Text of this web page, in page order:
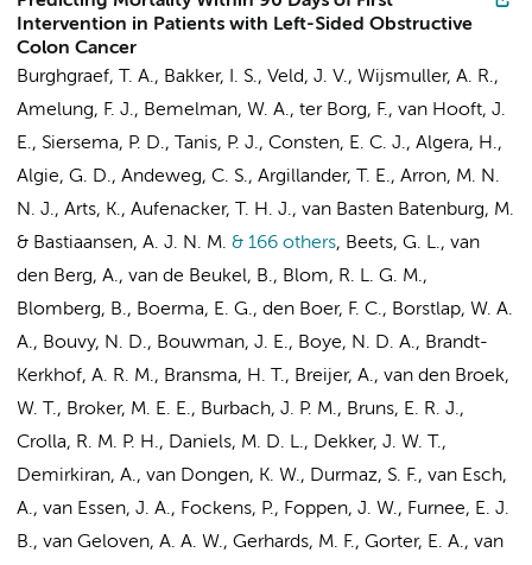
Intervention in Patients with Left-Sided Obstructive
Colon Cancer
Burghgraef, T. A., Bakker, I. S., Veld, J. V., Wijsmuller, A. R.,
Amelung, F. J., Bemelman, W. A., ter Borg, F., van Hooft, J.
E., Siersema, P. D., Tanis, P. J., Consten, E. C. J., Algera, H.,
Algie, G. D., Andeweg, C. S., Argillander, T. E., Arron, M. N.
N. J., Arts, K., Aufenacker, T. H. J., van Basten Batenburg, M.
& Bastiaansen, A. J. N. M. & 166 others, Beets, G. L., van
den Berg, A., van de Beukel, B., Blom, R. L. G. M.,
Blomberg, B., Boerma, E. G., den Boer, F. C., Borstlap, W. A.
A., Bouvy, N. D., Bouwman, J. E., Boye, N. D. A., Brandt-
Kerkhof, A. R. M., Bransma, H. T., Breijer, A., van den Broek,
W. T., Broker, M. E. E., Burbach, J. P. M., Bruns, E. R. J.,
Crolla, R. M. P. H., Daniels, M. D. L., Dekker, J. W. T.,
Demirkiran, A., van Dongen, K. W., Durmaz, S. F., van Esch,
A., van Essen, J. A., Fockens, P., Foppen, J. W., Furnee, E. J.
B., van Geloven, A. A. W., Gerhards, M. F., Gorter, E. A., van